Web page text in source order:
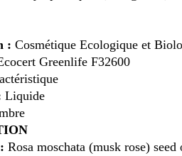
: Cosmétique Ecologique et
Greenlife F32600
Liquide
Rosa moschata (musk rose)